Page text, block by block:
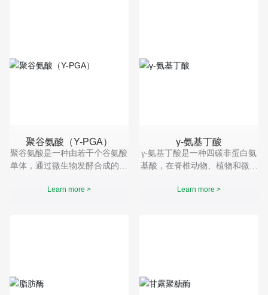
聚谷氨酸（Y-PGA）
聚谷氨酸是一种由若干个谷氨酸
单体，通过微生物发酵合成的高
为一种生物材料，γ-聚谷氨酸又
Learn more >
γ-氨基丁酸
γ-氨基丁酸是一种四碳非蛋白氨
基酸，在脊椎动物、植物和微生
氨基酸，具有镇静、催眠、抗惊
Learn more >